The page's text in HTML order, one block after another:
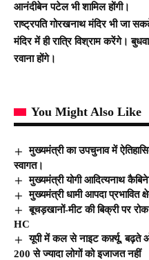
आनंदीबेन पटेल भी शामिल होंगी।
राष्ट्रपति गोरखनाथ मंदिर भी जा
मंदिर में ही रात्रि विश्राम करेंगे।
रवाना होंगे।
You Might Also Like
मुख्यमंत्री का उपचुनाव में
स्वागत।
मुख्यमंत्री योगी आदित्यनाथ
मुख्यमंत्री धामी आपदा प्रभावित
बूचड़खानों-मीट की बिक्री पर
HC
यूपी में कल से नाइट कर्फ़्यू, बढ़ते
200 से ज्यादा लोगों को इजाजत नहीं